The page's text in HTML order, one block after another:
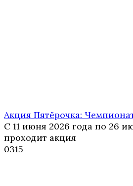
Акция Пятёрочка:
С 11 июня 2026 года по 26
проходит акция
0315